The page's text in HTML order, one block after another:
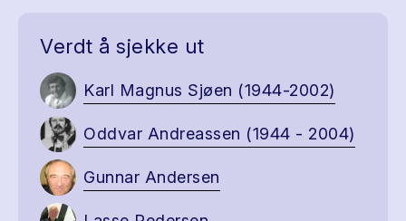
Verdt å sjekke ut
Karl Magnus Sjøen (1944-2002)
Oddvar Andreassen (1944 - 2004)
Gunnar Andersen